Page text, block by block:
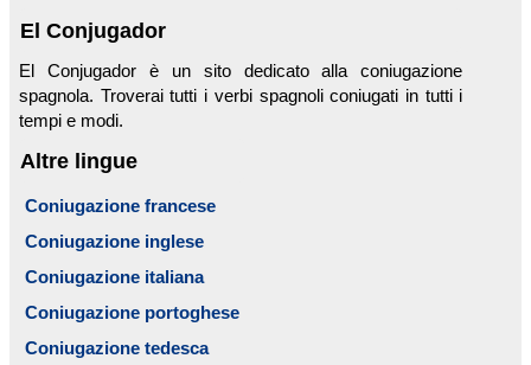
El Conjugador
El Conjugador è un sito dedicato alla coniugazione
spagnola. Troverai tutti i verbi spagnoli coniugati in tutti i
tempi e modi.
Altre lingue
Coniugazione francese
Coniugazione inglese
Coniugazione italiana
Coniugazione portoghese
Coniugazione tedesca